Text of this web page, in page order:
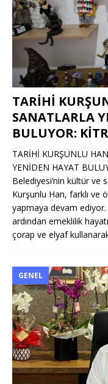
TARİHİ
SANATLARLA
BULUYOR:
TARİHİ KURŞUNLU
YENİDEN HAYAT
Belediyesi’nin kültür ve
Kurşunlu Han, farklı ve
yapmaya devam ediyor.
ardından emeklilik
çorap ve elyaf
GENEL